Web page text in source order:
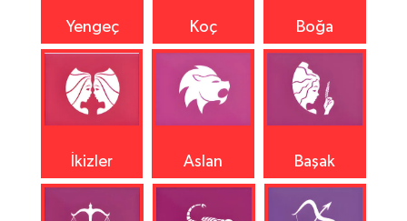
Yengeç Koç Boğa
İkizler Aslan Başak